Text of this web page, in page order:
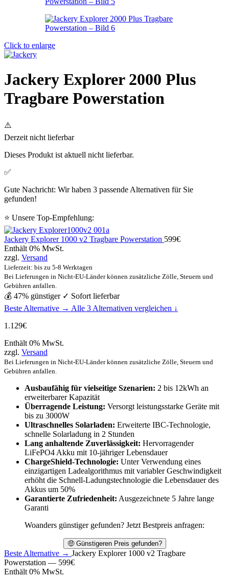
Click to enlarge
Jackery Explorer 2000 Plus
Tragbare Powerstation
⚠️
Derzeit nicht lieferbar
Dieses Produkt ist aktuell nicht lieferbar.
✅
Gute Nachricht: Wir haben 3 passende Alternativen für Sie
gefunden!
⭐ Unsere Top-Empfehlung:
Jackery Explorer 1000 v2 Tragbare Powerstation 599€
Enthält 0% MwSt.
zzgl. Versand
Lieferzeit: bis zu 5-8 Werktagen
Bei Lieferungen in Nicht-EU-Länder können zusätzliche Zölle, Steuern und
Gebühren anfallen.
💰 47% günstiger ✓ Sofort lieferbar
Beste Alternative → Alle 3 Alternativen vergleichen ↓
1.129€
Enthält 0% MwSt.
zzgl. Versand
Bei Lieferungen in Nicht-EU-Länder können zusätzliche Zölle, Steuern und
Gebühren anfallen.
Ausbaufähig für vielseitige Szenarien: 2 bis 12kWh an
erweiterbarer Kapazität
Überragende Leistung: Versorgt leistungsstarke Geräte mit
bis zu 3000W
Ultraschnelles Solarladen: Erweiterte IBC-Technologie,
schnelle Solarladung in 2 Stunden
Lang anhaltende Zuverlässigkeit: Hervorragender
LiFePO4 Akku mit 10-jähriger Lebensdauer
ChargeShield-Technologie: Unter Verwendung eines
einzigartigen Ladealgorithmus mit variabler Geschwindigkeit
erhöht die Schnell-Ladungstechnologie die Lebensdauer des
Akkus um 50%
Garantierte Zufriedenheit: Ausgezeichnete 5 Jahre lange
Garanti
Woanders günstiger gefunden? Jetzt Bestpreis anfragen:
🤑 Günstigeren Preis gefunden?
Beste Alternative → Jackery Explorer 1000 v2 Tragbare
Powerstation — 599€
Enthält 0% MwSt.